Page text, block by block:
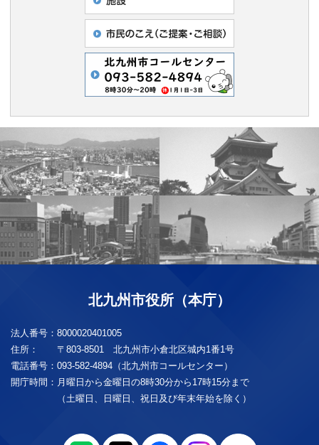
北九州市役所（本庁）
法人番号： 8000020401005
住所：
〒803-8501 北九州市小倉北区城内1番1号
電話番号： 093-582-4894（北九州市コールセンター）
開庁時間： 月曜日から金曜日の8時30分から17時15分まで
（土曜日、日曜日、祝日及び年末年始を除く）